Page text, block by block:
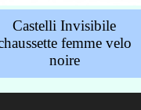
ayant une
pour
la voûte plantaire
: blanc
de ions d'argent
Castelli Invisibile
femme velo
noire